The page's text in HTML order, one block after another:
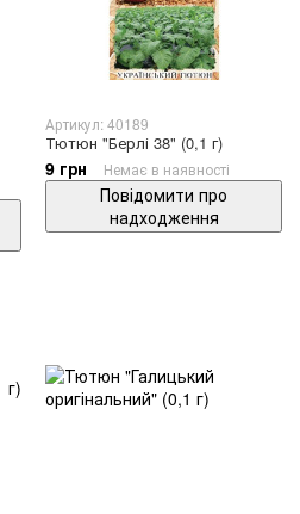
Артикул: 40189
Тютюн "Берлі 38" (0,1 г)
9 грн Немає в наявності
Повідомити про
надходження